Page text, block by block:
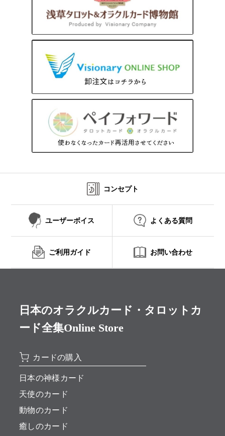
コンセプト
ユーザーボイス よくある質問
ご利用ガイド お問い合わせ
日本のオラクルカード・タロットカ
ード全集Online Store
カードの購入
日本の神様カード
天使のカード
動物のカード
癒しのカード